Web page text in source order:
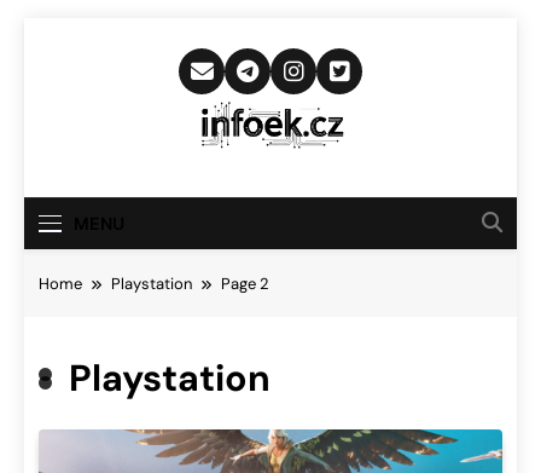
Infoek.cz
Novinkám
Home Playstation Page 2
Playstation